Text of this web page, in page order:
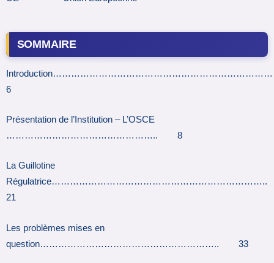
SOMMAIRE
6
Présentation de l’Institution – L’OSCE
………………………………………….. 8
La Guillotine
21
Les problèmes mises en
question………………………………………………….. 33